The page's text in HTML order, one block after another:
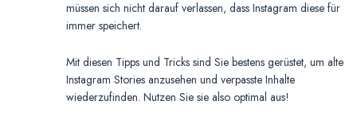
müssen sich nicht darauf verlassen, dass Instagram diese für
immer speichert.
Mit diesen Tipps und Tricks sind Sie bestens gerüstet, um alte
Instagram Stories anzusehen und verpasste Inhalte
wiederzufinden. Nutzen Sie sie also optimal aus!